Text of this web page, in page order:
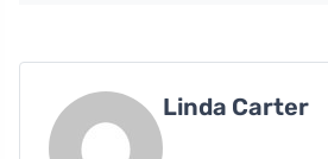
Linda Carter